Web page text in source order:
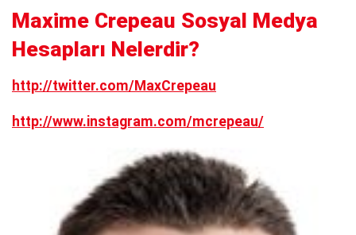
Maxime Crepeau Sosyal Medya
Hesapları Nelerdir?
http://twitter.com/MaxCrepeau
http://www.instagram.com/mcrepeau/